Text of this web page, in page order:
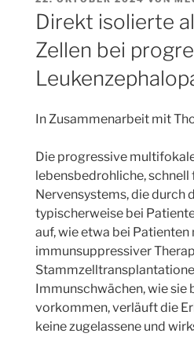
AM
Direkt isolierte
Zellen bei
In Zusammenarbeit mit
Die progressive
lebensbedrohliche,
Nervensystems, die durch
typischerweise bei
auf, wie etwa bei
immunsuppressiver
Immunschwächen, wie
vorkommen, verläuft die
keine zugelassene und